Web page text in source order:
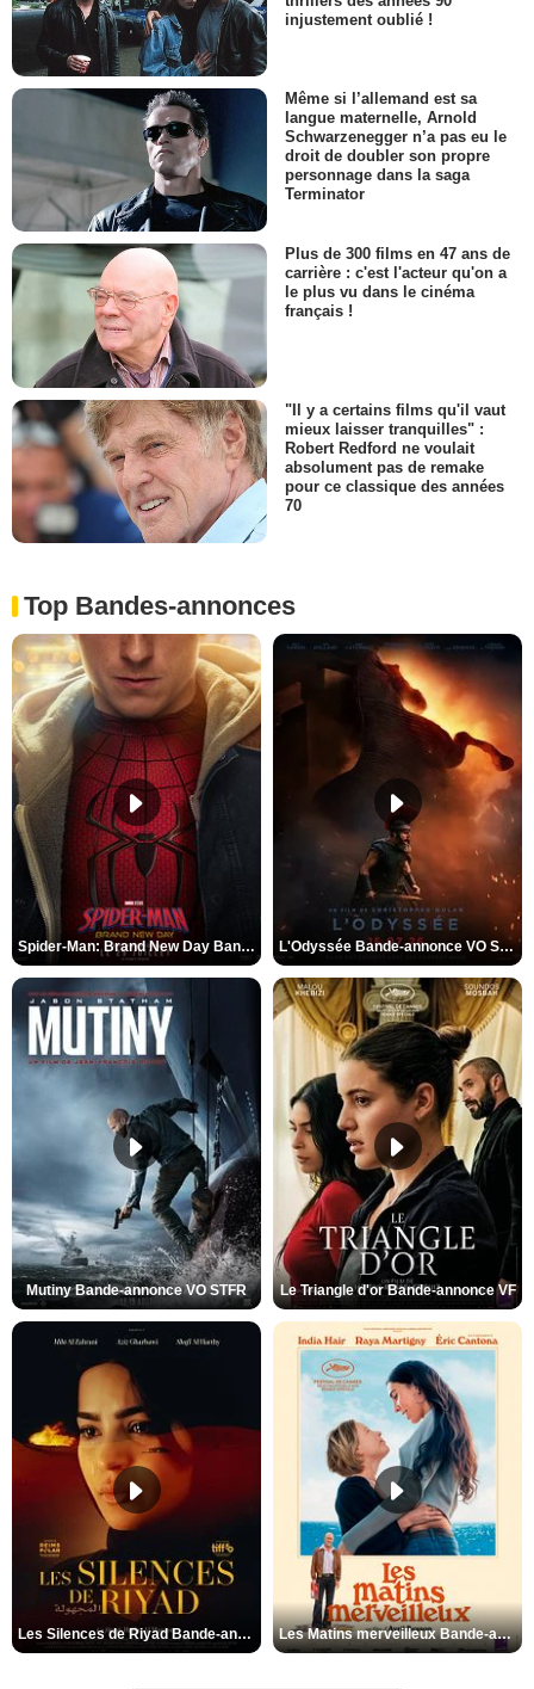
injustement oublié !
Même si l’allemand est sa
langue maternelle, Arnold
Schwarzenegger n’a pas eu le
droit de doubler son propre
personnage dans la saga
Terminator
Plus de 300 films en 47 ans de
carrière : c'est l'acteur qu'on a
le plus vu dans le cinéma
français !
"Il y a certains films qu'il vaut
mieux laisser tranquilles" :
Robert Redford ne voulait
absolument pas de remake
pour ce classique des années
70
Top Bandes-annonces
Spider-Man: Brand New Day Bande-annonce VO STFR L'Odyssée Bande-annonce VO STFR
Mutiny Bande-annonce VO STFR Le Triangle d'or Bande-annonce VF
Les Silences de Riyad Bande-annonce VO STFR Les Matins merveilleux Bande-annonce VF